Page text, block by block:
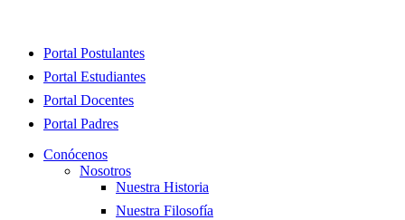
Close
Portal Postulantes
Portal Estudiantes
Portal Docentes
Portal Padres
Conócenos
Nosotros
Nuestra Historia
Nuestra Filosofía